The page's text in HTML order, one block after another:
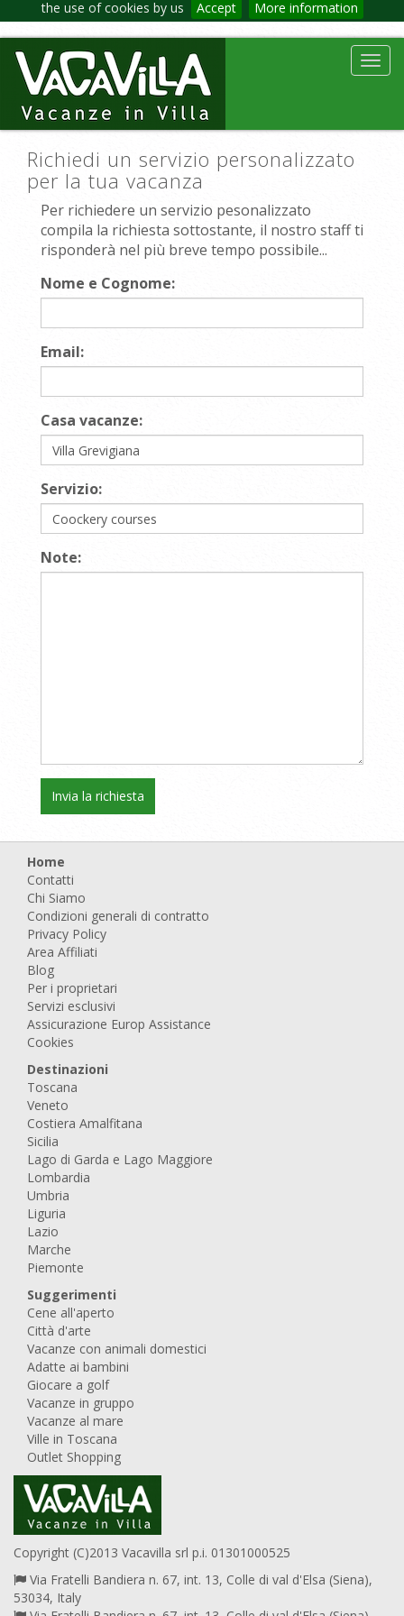
the use of cookies by us Accept More information
Richiedi un servizio personalizzato
per la tua vacanza
Per richiedere un servizio pesonalizzato
compila la richiesta sottostante, il nostro staff ti
risponderà nel più breve tempo possibile...
Nome e Cognome:
Email:
Casa vacanze:
Servizio:
Note:
Home
Contatti
Chi Siamo
Condizioni generali di contratto
Privacy Policy
Area Affiliati
Blog
Per i proprietari
Servizi esclusivi
Assicurazione Europ Assistance
Cookies
Destinazioni
Toscana
Veneto
Costiera Amalfitana
Sicilia
Lago di Garda e Lago Maggiore
Lombardia
Umbria
Liguria
Lazio
Marche
Piemonte
Suggerimenti
Cene all'aperto
Città d'arte
Vacanze con animali domestici
Adatte ai bambini
Giocare a golf
Vacanze in gruppo
Vacanze al mare
Ville in Toscana
Outlet Shopping
Copyright (C)2013 Vacavilla srl p.i. 01301000525
Via Fratelli Bandiera n. 67, int. 13, Colle di val d'Elsa (Siena),
53034, Italy